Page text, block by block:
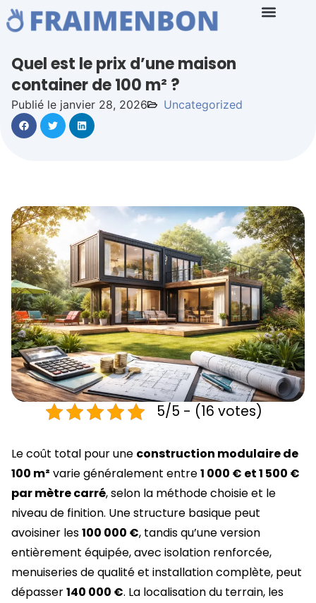
Quel est le prix d’une maison
container de 100 m² ?
Publié le janvier 28, 2026 Uncategorized
5/5 - (16 votes)
Le coût total pour une construction modulaire de
100 m² varie généralement entre1 000 € et 1 500 €
par mètre carré, selon la méthode choisie et le
niveau de finition. Une structure basique peut
avoisiner les100 000 €, tandis qu’une version
entièrement équipée, avec isolation renforcée,
menuiseries de qualité et installation complète, peut
dépasser140 000 €. La localisation du terrain, les